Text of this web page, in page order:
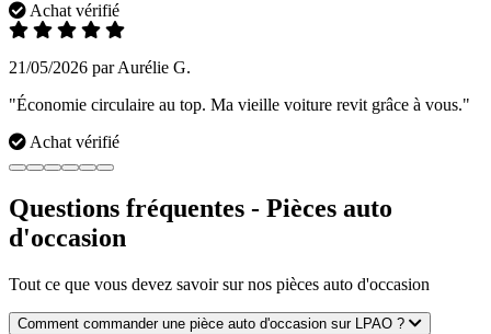
Achat vérifié
21/05/2026 par Aurélie G.
"Économie circulaire au top. Ma vieille voiture revit grâce à vous."
Achat vérifié
Questions fréquentes - Pièces auto
d'occasion
Tout ce que vous devez savoir sur nos pièces auto d'occasion
Comment commander une pièce auto d'occasion sur LPAO ?